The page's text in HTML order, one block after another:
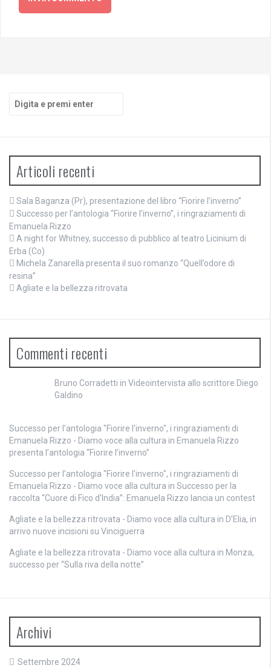
Cerca:
Articoli recenti
Sala Baganza (Pr), presentazione del libro “Fiorire l’inverno”
Successo per l’antologia “Fiorire l’inverno”, i ringraziamenti di
Emanuela Rizzo
A night for Whitney, successo di pubblico al teatro Licinium di
Erba (Co)
Michela Zanarella presenta il suo romanzo “Quell’odore di
resina”
Agliate e la bellezza ritrovata
Commenti recenti
Bruno Corradetti in Videointervista allo scrittore Diego
Galdino
Successo per l'antologia "Fiorire l'inverno", i ringraziamenti di
Emanuela Rizzo - Diamo voce alla cultura in Emanuela Rizzo
presenta l’antologia “Fiorire l’inverno”
Successo per l'antologia "Fiorire l'inverno", i ringraziamenti di
Emanuela Rizzo - Diamo voce alla cultura in Successo per la
raccolta “Cuore di Fico d’India”: Emanuela Rizzo lancia un contest
Agliate e la bellezza ritrovata - Diamo voce alla cultura in D’Elia, in
arrivo nuove incisioni su Vinciguerra
Agliate e la bellezza ritrovata - Diamo voce alla cultura in Monza,
successo per “Sulla riva della notte”
Archivi
Settembre 2024